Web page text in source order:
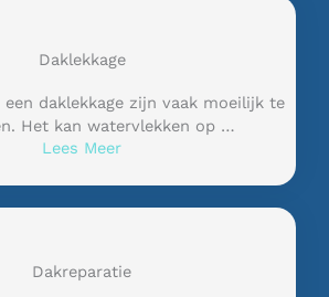
Daklekkage
een daklekkage zijn vaak moeilijk te
Het kan watervlekken op …
Lees Meer
Dakreparatie